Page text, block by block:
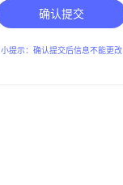
确认提交
小提示：确认提交后信息不能更改